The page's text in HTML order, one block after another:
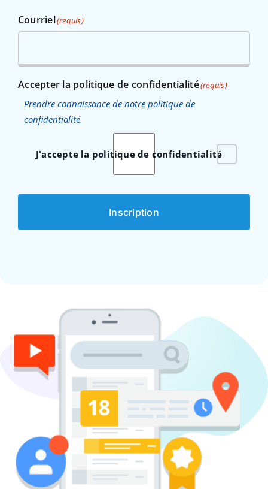
Courriel(requis)
Accepter la politique de confidentialité(requis)
Prendre connaissance de notre politique de
confidentialité.
J'accepte la politique de confidentialité
Inscription